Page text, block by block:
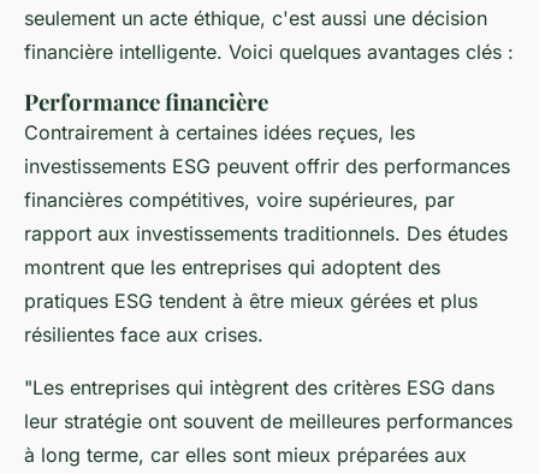
seulement un acte éthique, c'est aussi une décision
financière intelligente. Voici quelques avantages clés :
Performance financière
Contrairement à certaines idées reçues, les
investissements ESG peuvent offrir des performances
financières compétitives, voire supérieures, par
rapport aux investissements traditionnels. Des études
montrent que les entreprises qui adoptent des
pratiques ESG tendent à être mieux gérées et plus
résilientes face aux crises.
"Les entreprises qui intègrent des critères ESG dans
leur stratégie ont souvent de meilleures performances
à long terme, car elles sont mieux préparées aux